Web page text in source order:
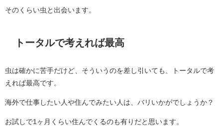
そのくらい虫と出会います。
トータルで考えれば最高
虫は確かに苦手だけど、そういうのを差し引いても、トータルで考
えれば最高です。
海外で仕事したい人や住んでみたい人は、バリいかがでしょうか？
お試しで1ヶ月くらい住んでくるのも有りだと思います。